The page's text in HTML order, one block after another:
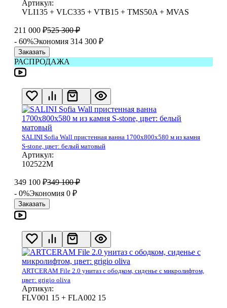
Артикул:
VLI135 + VLC335 + VTB15 + TMS50A + MVAS
211 000 ₽525 300 ₽
- 60%Экономия 314 300 ₽
Заказать
РАСПРОДАЖА
SALINI Sofia Wall пристенная ванна 1700х800х580 м из камня
S-stone, цвет: белый матовый
Артикул:
102522М
349 100 ₽349 100 ₽
- 0%Экономия 0 ₽
Заказать
ARTCERAM File 2.0 унитаз с ободком, сиденье с микролифтом,
цвет: grigio oliva
Артикул:
FLV001 15 + FLA002 15